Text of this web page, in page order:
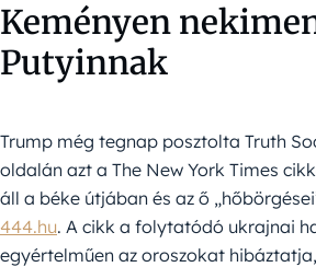
Keményen
Putyinnak
Trump még tegnap posztolta Truth
oldalán azt a The New York Times
áll a béke útjában és az ő
444.hu. A cikk a folytatódó ukrajnai
egyértelműen az oroszokat